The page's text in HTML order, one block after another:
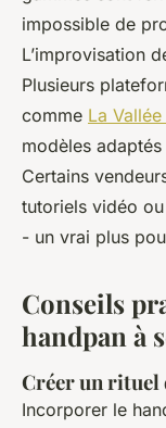
impossible de
L’improvisation
Plusieurs
comme La
modèles
Certains
tutoriels vidéo ou
- un vrai plus
Conseils
handpan à
Créer un rituel
Incorporer le